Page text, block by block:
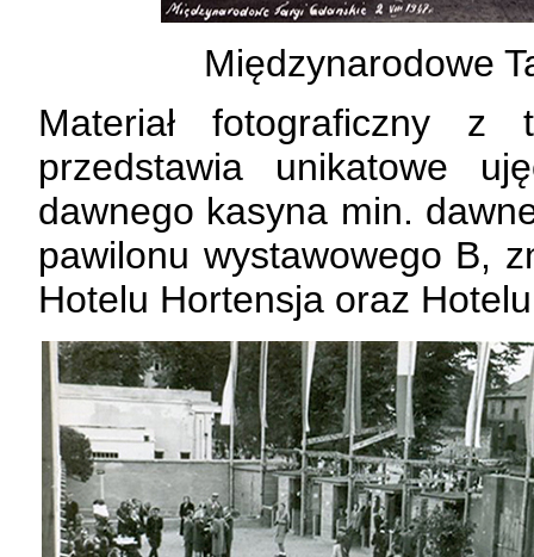
Międzynarodowe
Materiał fotograficzny z
przedstawia unikatowe
dawnego kasyna min.
pawilonu wystawowego B,
Hotelu Hortensja oraz